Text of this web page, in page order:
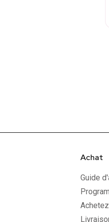
Achat
Guide